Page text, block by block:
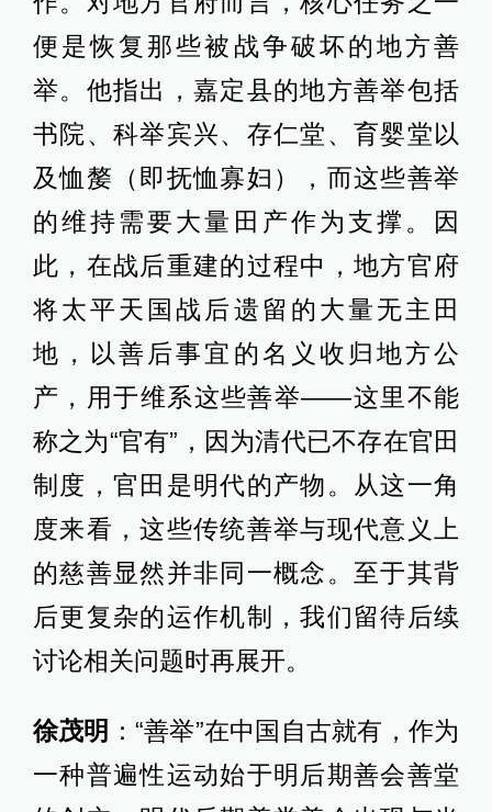
便是恢复那些被战争破坏的地方善
举。他指出，嘉定县的地方善举包括
书院、科举宾兴、存仁堂、育婴堂以
及恤嫠（即抚恤寡妇），而这些善举
的维持需要大量田产作为支撑。因
此，在战后重建的过程中，地方官府
将太平天国战后遗留的大量无主田
地，以善后事宜的名义收归地方公
产，用于维系这些善举——这里不能
称之为“官有”，因为清代已不存在官田
制度，官田是明代的产物。从这一角
度来看，这些传统善举与现代意义上
的慈善显然并非同一概念。至于其背
后更复杂的运作机制，我们留待后续
讨论相关问题时再展开。
徐茂明 ：“善举”在中国自古就有，作为
一种普遍性运动始于明后期善会善堂